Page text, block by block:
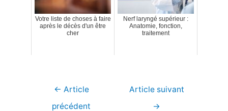
Votre liste de choses à faire
après le décès d'un être
cher
Nerf laryngé supérieur :
Anatomie, fonction,
traitement
Navigation
← Article
précédent
Article suivant
→